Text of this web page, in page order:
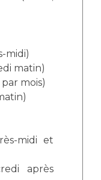
de Biologie
midi)
matin)
mois)
midi et
après